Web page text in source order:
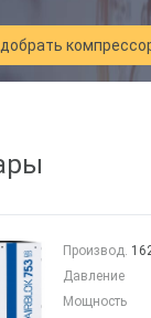
Производ.
Давление
Мощность
Хит